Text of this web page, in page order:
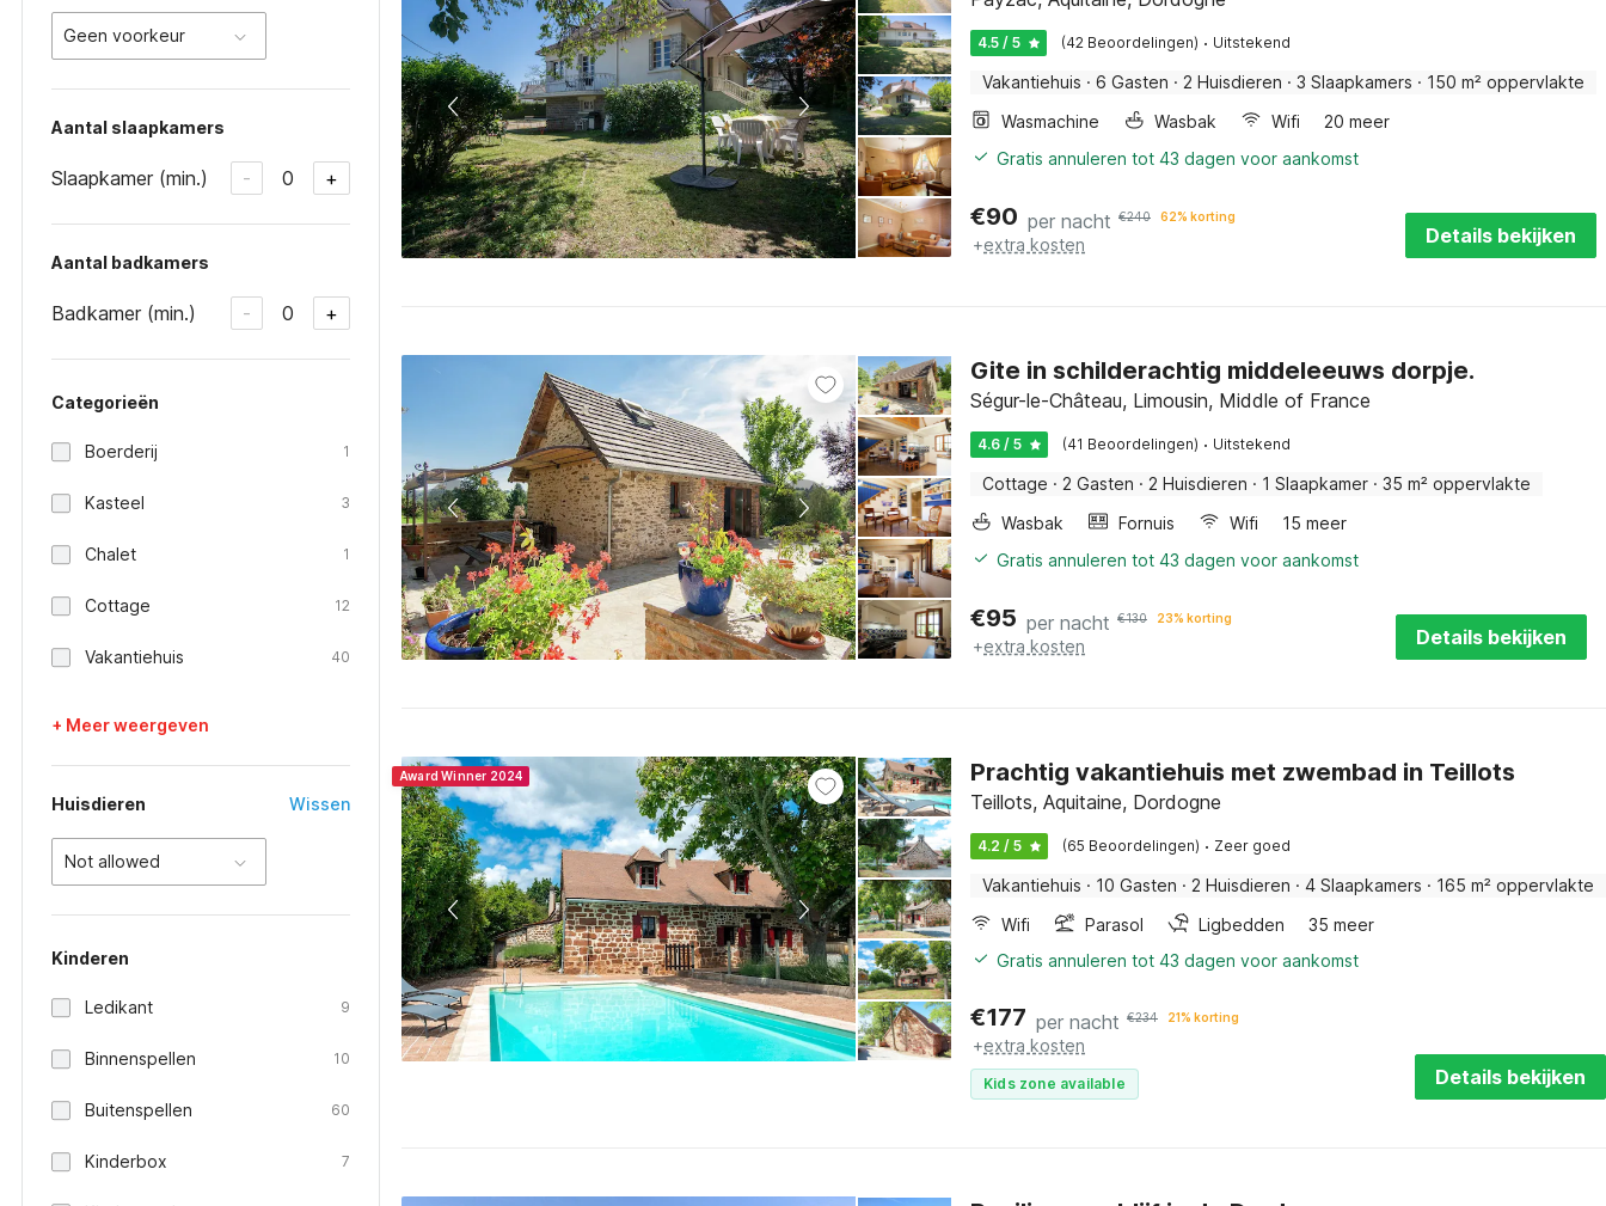
Geen voorkeur
Aantal slaapkamers
Slaapkamer (min.) - 0 +
Aantal badkamers
Badkamer (min.) - 0 +
Categorieën
Boerderij 1
Kasteel 3
Chalet 1
Cottage 12
Vakantiehuis 40
+ Meer weergeven
Huisdieren Wissen
Not allowed
Kinderen
Ledikant 9
Binnenspellen 10
Buitenspellen 60
Kinderbox 7
4.5 / 5 (42 Beoordelingen) · Uitstekend
Vakantiehuis · 6 Gasten · 2 Huisdieren · 3 Slaapkamers · 150 m² oppervlakte
Wasmachine
Wasbak Wifi
20 meer
Gratis annuleren tot 43 dagen voor aankomst
€90 per nacht €240 62% korting
+extra kosten Details bekijken
Gite in schilderachtig middeleeuws dorpje.
Ségur-le-Château, Limousin, Middle of France
4.6 / 5 (41 Beoordelingen) · Uitstekend
Cottage · 2 Gasten · 2 Huisdieren · 1 Slaapkamer · 35 m² oppervlakte
Wasbak
Fornuis Wifi
15 meer
Gratis annuleren tot 43 dagen voor aankomst
€95 per nacht €130 23% korting
+extra kosten Details bekijken
Award Winner 2024 Prachtig vakantiehuis met zwembad in Teillots
Teillots, Aquitaine, Dordogne
4.2 / 5 (65 Beoordelingen) · Zeer goed
Vakantiehuis · 10 Gasten · 2 Huisdieren · 4 Slaapkamers · 165 m² oppervlakte
Wifi
Parasol Ligbedden
35 meer
Gratis annuleren tot 43 dagen voor aankomst
€177 per nacht €234 21% korting
+extra kosten
Kids zone available Details bekijken